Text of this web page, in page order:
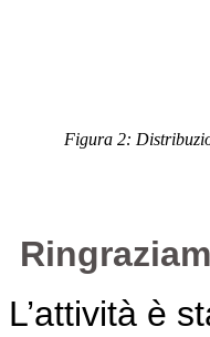
Figura 2:
L’attività è